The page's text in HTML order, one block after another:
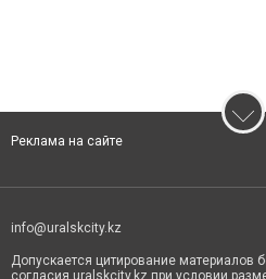
Реклама на сайте
info@uralskcity.kz
Допускается цитирование материалов
согласия uralskcity.kz при условии